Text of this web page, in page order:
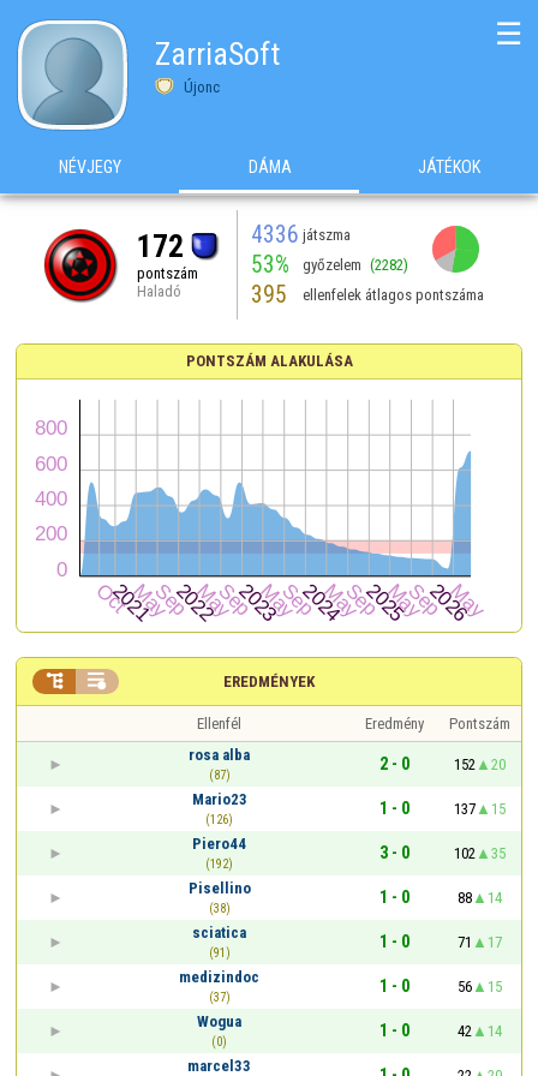
ZarriaSoft
Újonc
☰
NÉVJEGY DÁMA JÁTÉKOK
172
pontszám
Haladó
4336 játszma
53% győzelem (2282)
395 ellenfelek átlagos pontszáma
PONTSZÁM ALAKULÁSA
EREDMÉNYEK
 
Ellenfél Eredmény
Pontszám
rosa alba
(87)
2 - 0 152
20
Mario23
(126)
1 - 0 137
15
Piero44
(192)
3 - 0 102
35
Pisellino
(38)
1 - 0 88
14
sciatica
(91)
1 - 0 71
17
medizindoc
(37)
1 - 0 56
15
Wogua
(0)
1 - 0 42
14
marcel33